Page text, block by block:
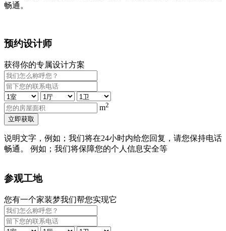
畅通。
预约设计师
获得你的专属设计方案
m2
立即获取
说明文字，例如；我们将在24小时内给您回复，请您保持电话
畅通。 例如；我们将保障您的个人信息安全等
参观工地
您有一个家装梦我们帮您实现它